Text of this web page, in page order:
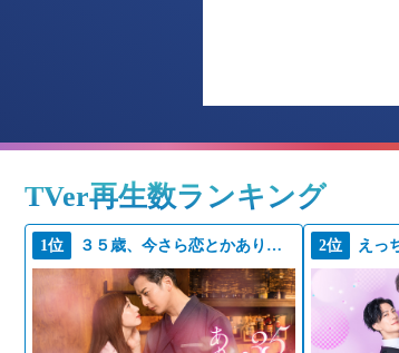
TVer再生数ランキング
1位 ３５歳、今さら恋とかありえない 2位